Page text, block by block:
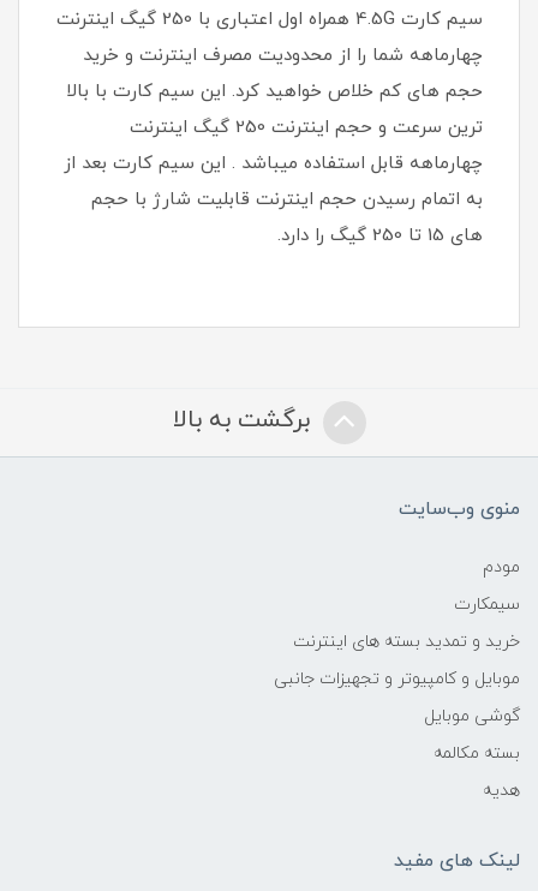
سیم کارت 4.5G همراه اول اعتباری با 250 گیگ اینترنت
چهارماهه شما را از محدودیت مصرف اینترنت و خرید
حجم های کم خلاص خواهید کرد. این سیم کارت با بالا
ترین سرعت و حجم اینترنت 250 گیگ اینترنت
چهارماهه قابل استفاده میباشد . این سیم کارت بعد از
به اتمام رسیدن حجم اینترنت قابلیت شارژ با حجم
های 15 تا 250 گیگ را دارد.
برگشت به بالا
منوی وب‌سایت
مودم
سیمکارت
خرید و تمدید بسته های اینترنت
موبایل و کامپیوتر و تجهیزات جانبی
گوشی موبایل
بسته مکالمه
هدیه
لینک های مفید